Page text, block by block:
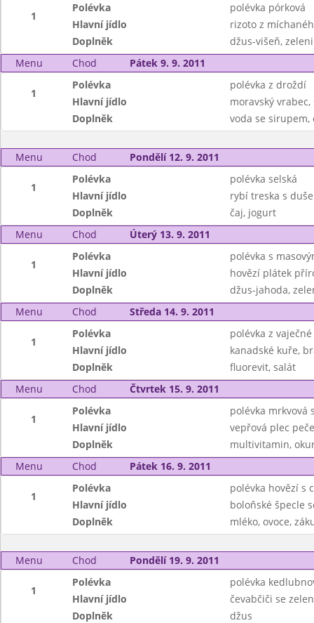
1
Polévka
polévka pórková
Hlavní jídlo
rizoto z
Doplněk
džus-višeň,
Menu
Chod Pátek 9. 9. 2011
1
Polévka
polévka z droždí
Hlavní jídlo
moravský
Doplněk
voda se sirupem,
Menu Chod Pondělí 12. 9. 2011
1
Polévka
polévka selská
Hlavní jídlo
rybí treska s
Doplněk
čaj, jogurt
Menu
Chod Úterý 13. 9. 2011
1
Polévka
polévka s
Hlavní jídlo
hovězí plátek
Doplněk
džus-jahoda,
Menu
Chod Středa 14. 9. 2011
1
Polévka
polévka z
Hlavní jídlo
kanadské kuře,
Doplněk
fluorevit, salát
Menu
Chod Čtvrtek 15. 9. 2011
1
Polévka
polévka mrkvová
Hlavní jídlo
vepřová plec
Doplněk
multivitamin,
Menu
Chod Pátek 16. 9. 2011
1
Polévka
polévka hovězí s
Hlavní jídlo
boloňské špecle
Doplněk
mléko, ovoce,
Menu Chod Pondělí 19. 9. 2011
1
Polévka
polévka
Hlavní jídlo
čevabčiči se
Doplněk
džus